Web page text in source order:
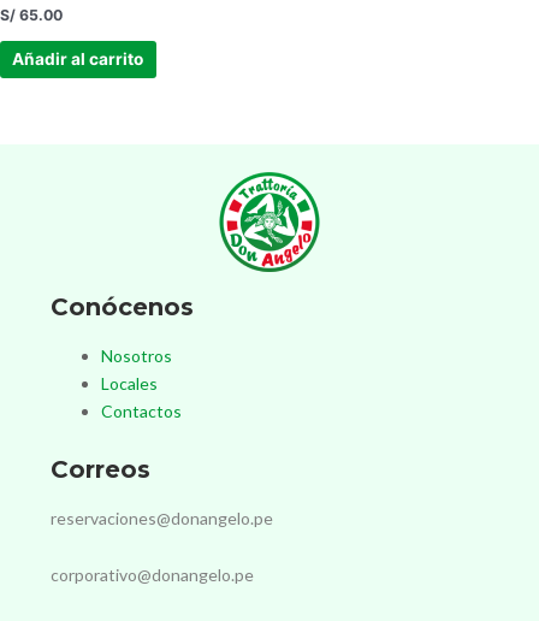
S/ 65.00
Añadir al carrito
Conócenos
Nosotros
Locales
Contactos
Correos
reservaciones@donangelo.pe
corporativo@donangelo.pe